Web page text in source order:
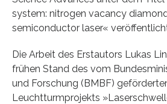
system: nitrogen vacancy
semiconductor laser«
Die Arbeit des Erstautors Lukas
frühen Stand des vom
und Forschung (BMBF)
Leuchtturmprojekts